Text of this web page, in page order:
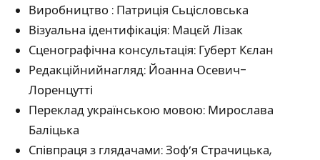
Виробництво : Патриція Сьцісловська
Візуальна ідентифікація: Мацєй Лізак
Сценографічна консультація: Губерт Кєлан
Редакційнийнагляд: Йоанна Осевич-
Лоренцутті
Переклад українською мовою: Мирослава
Баліцька
Співпраця з глядачами: Зоф’я Страчицька,